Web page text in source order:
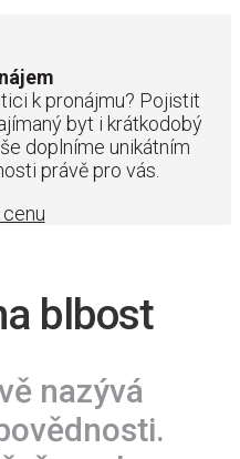
k pronájmu? Pojistit
byt i krátkodobý
doplníme unikátním
právě pro vás.
blbost
nazývá